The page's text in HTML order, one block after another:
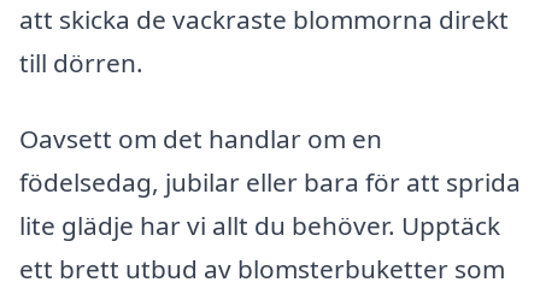
att skicka de vackraste blommorna direkt
till dörren.
Oavsett om det handlar om en
födelsedag, jubilar eller bara för att sprida
lite glädje har vi allt du behöver. Upptäck
ett brett utbud av blomsterbuketter som